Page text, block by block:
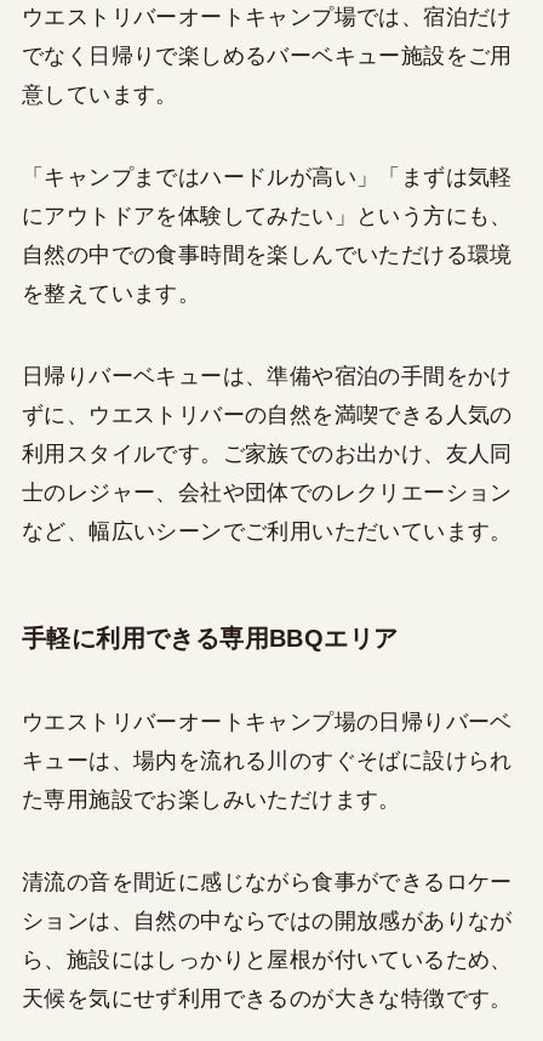
ウエストリバーオートキャンプ場では、宿泊だけ
でなく日帰りで楽しめるバーベキュー施設をご用
意しています。
「キャンプまではハードルが高い」「まずは気軽
にアウトドアを体験してみたい」という方にも、
自然の中での食事時間を楽しんでいただける環境
を整えています。
日帰りバーベキューは、準備や宿泊の手間をかけ
ずに、ウエストリバーの自然を満喫できる人気の
利用スタイルです。ご家族でのお出かけ、友人同
士のレジャー、会社や団体でのレクリエーション
など、幅広いシーンでご利用いただいています。
手軽に利用できる専用BBQエリア
ウエストリバーオートキャンプ場の日帰りバーベ
キューは、場内を流れる川のすぐそばに設けられ
た専用施設でお楽しみいただけます。
清流の音を間近に感じながら食事ができるロケー
ションは、自然の中ならではの開放感がありなが
ら、施設にはしっかりと屋根が付いているため、
天候を気にせず利用できるのが大きな特徴です。